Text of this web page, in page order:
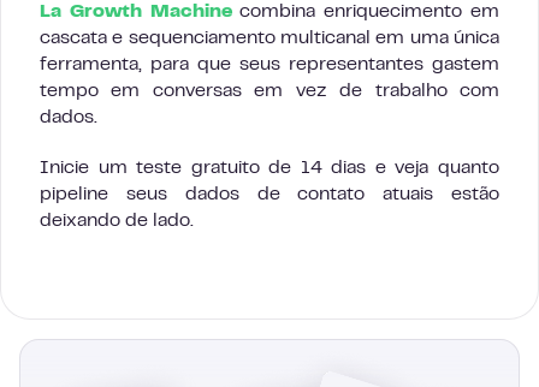
La Growth Machinecombina enriquecimento em
cascata e sequenciamento multicanal em uma única
ferramenta, para que seus representantes gastem
tempo em conversas em vez de trabalho com
dados.
Inicie um teste gratuito de 14 dias e veja quanto
pipeline seus dados de contato atuais estão
deixando de lado.